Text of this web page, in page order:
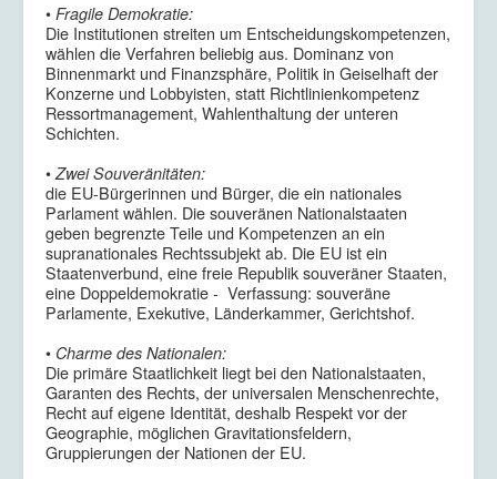
• Fragile Demokratie:
Die Institutionen streiten um Entscheidungskompetenzen,
wählen die Verfahren beliebig aus. Dominanz von
Binnenmarkt und Finanzsphäre, Politik in Geiselhaft der
Konzerne und Lobbyisten, statt Richtlinienkompetenz
Ressortmanagement, Wahlenthaltung der unteren
Schichten.
•Zwei Souveränitäten:
die EU-Bürgerinnen und Bürger, die ein nationales
Parlament wählen. Die souveränen Nationalstaaten
geben begrenzte Teile und Kompetenzen an ein
supranationales Rechtssubjekt ab. Die EU ist ein
Staatenverbund, eine freie Republik souveräner Staaten,
eine Doppeldemokratie - Verfassung: souveräne
Parlamente, Exekutive, Länderkammer, Gerichtshof.
• Charme des Nationalen:
Die primäre Staatlichkeit liegt bei den Nationalstaaten,
Garanten des Rechts, der universalen Menschenrechte,
Recht auf eigene Identität, deshalb Respekt vor der
Geographie, möglichen Gravitationsfeldern,
Gruppierungen der Nationen der EU.